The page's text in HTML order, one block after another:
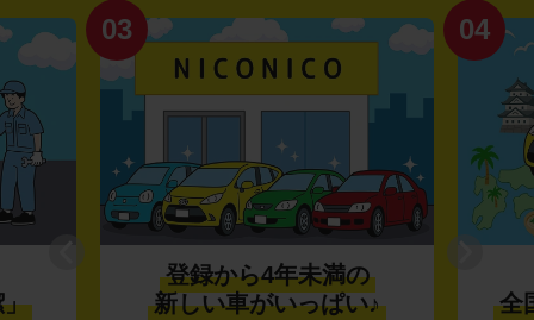
」
03
登録から4年未満の
新しい車がいっぱい♪
04
全